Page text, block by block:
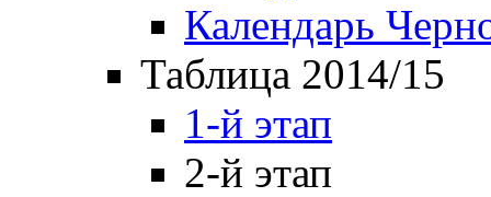
Календарь
Таблица 2014/15
1-й этап
2-й этап